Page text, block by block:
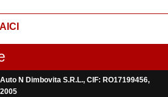
N Dimbovita S.R.L., CIF: RO17199456,